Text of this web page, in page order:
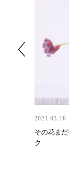
2021.03.18
その花ま
ク